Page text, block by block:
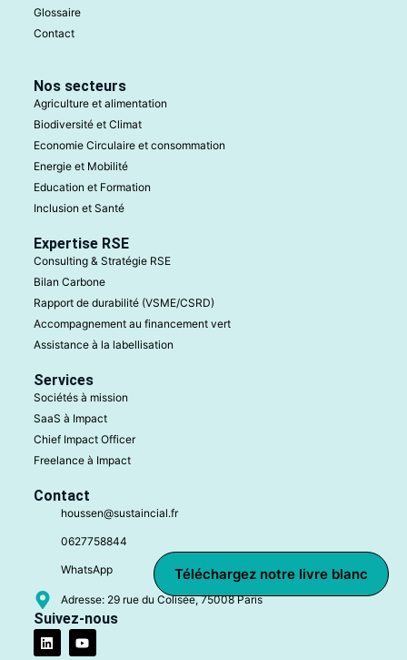
Glossaire
Contact
Nos secteurs
Agriculture et alimentation
Biodiversité et Climat
Economie Circulaire et consommation
Energie et Mobilité
Education et Formation
Inclusion et Santé
Expertise RSE
Consulting & Stratégie RSE
Bilan Carbone
Rapport de durabilité (VSME/CSRD)
Accompagnement au financement vert
Assistance à la labellisation
Services
Sociétés à mission
SaaS à Impact
Chief Impact Officer
Freelance à Impact
Contact
houssen@sustaincial.fr
0627758844
WhatsApp
Adresse: 29 rue du Colisée, 75008 Paris
Suivez-nous
Téléchargez notre livre blanc